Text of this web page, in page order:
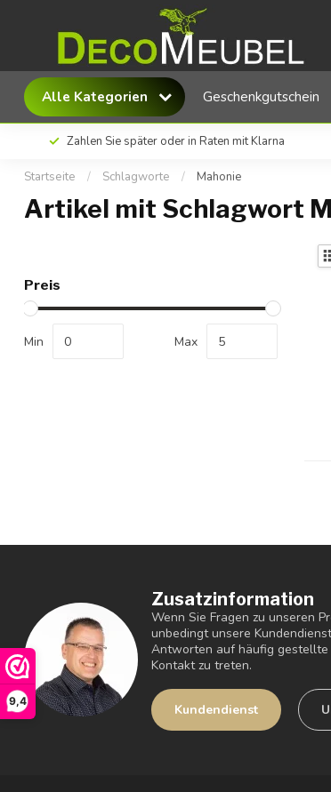
9,4
Alle Kategorien Geschenkgutschein
Zahlen Sie später oder in Raten mit Klarna
Startseite / Schlagworte / Mahonie
Artikel mit Schlagwort
Preis
Min Max
Zusatzinformation
Wenn Sie Fragen zu unseren
unbedingt unsere
Antworten auf häufig gestellte
Kontakt zu treten.
Kundendienst